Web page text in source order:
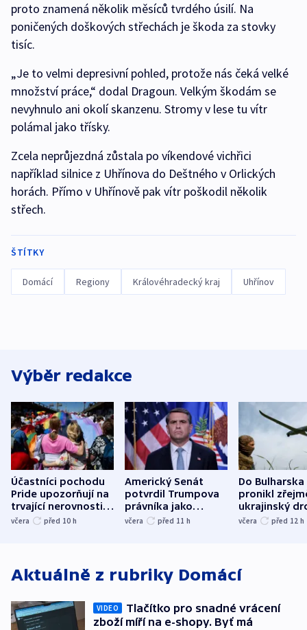
proto znamená několik měsíců tvrdého úsilí. Na
poničených doškových střechách je škoda za stovky
tisíc.
„Je to velmi depresivní pohled, protože nás čeká velké
množství práce,“ dodal Dragoun. Velkým škodám se
nevyhnulo ani okolí skanzenu. Stromy v lese tu vítr
polámal jako třísky.
Zcela neprůjezdná zůstala po víkendové vichřici
například silnice z Uhřínova do Deštného v Orlických
horách. Přímo v Uhřínově pak vítr poškodil několik
střech.
ŠTÍTKY
Domácí Regiony Královéhradecký kraj Uhřínov
Výběr redakce
Účastníci pochodu
Pride upozorňují na
trvající nerovnosti i
společenskou
včera před 10 h
Americký Senát
potvrdil Trumpova
právníka jako
ministra
včera před 11 h
Do Bulharska
pronikl
ukrajinský
explodoval
včera před 12 h
Aktuálně z rubriky Domácí
VIDEO
Tlačítko pro snadné vrácení
zboží míří na e-shopy. Byť má